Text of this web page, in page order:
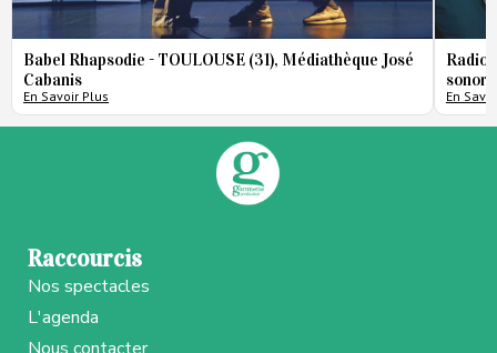
Babel Rhapsodie - TOULOUSE (31), Médiathèque José
Cabanis
En Savoir Plus
Radio
En
Raccourcis
Nos spectacles
L'agenda